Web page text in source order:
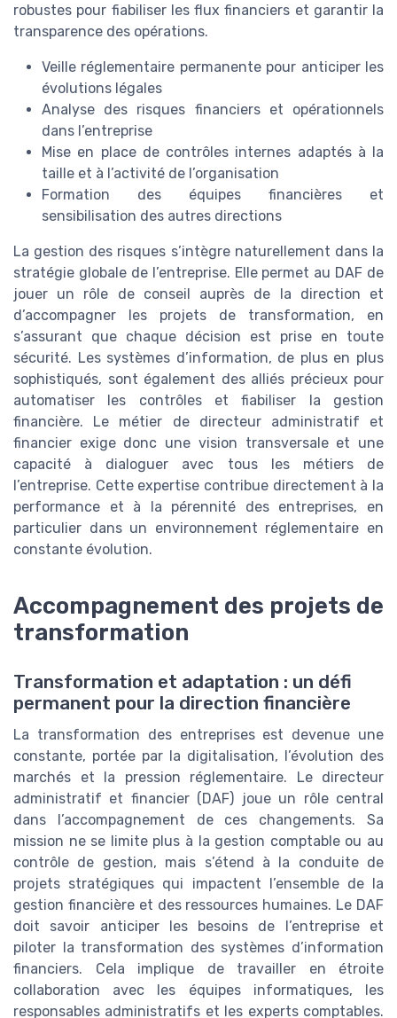
robustes pour fiabiliser les flux financiers et garantir la
transparence des opérations.
Veille réglementaire permanente pour anticiper les
évolutions légales
Analyse des risques financiers et opérationnels
dans l’entreprise
Mise en place de contrôles internes adaptés à la
taille et à l’activité de l’organisation
Formation des équipes financières et
sensibilisation des autres directions
La gestion des risques s’intègre naturellement dans la
stratégie globale de l’entreprise. Elle permet au DAF de
jouer un rôle de conseil auprès de la direction et
d’accompagner les projets de transformation, en
s’assurant que chaque décision est prise en toute
sécurité. Les systèmes d’information, de plus en plus
sophistiqués, sont également des alliés précieux pour
automatiser les contrôles et fiabiliser la gestion
financière. Le métier de directeur administratif et
financier exige donc une vision transversale et une
capacité à dialoguer avec tous les métiers de
l’entreprise. Cette expertise contribue directement à la
performance et à la pérennité des entreprises, en
particulier dans un environnement réglementaire en
constante évolution.
Accompagnement des projets de
transformation
Transformation et adaptation : un défi
permanent pour la direction financière
La transformation des entreprises est devenue une
constante, portée par la digitalisation, l’évolution des
marchés et la pression réglementaire. Le directeur
administratif et financier (DAF) joue un rôle central
dans l’accompagnement de ces changements. Sa
mission ne se limite plus à la gestion comptable ou au
contrôle de gestion, mais s’étend à la conduite de
projets stratégiques qui impactent l’ensemble de la
gestion financière et des ressources humaines. Le DAF
doit savoir anticiper les besoins de l’entreprise et
piloter la transformation des systèmes d’information
financiers. Cela implique de travailler en étroite
collaboration avec les équipes informatiques, les
responsables administratifs et les experts comptables.